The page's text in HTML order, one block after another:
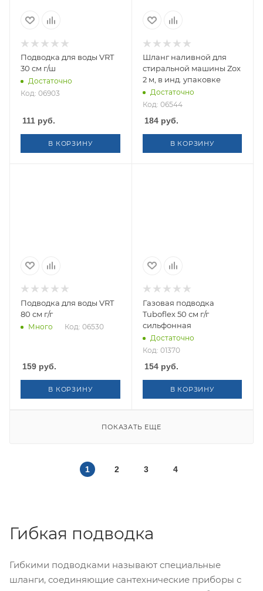
Подводка для воды VRT
30 см г/ш
Достаточно
Код: 06903
111 руб.
В КОРЗИНУ
Шланг наливной для
стиральной машины Zox
2 м, в инд. упаковке
Достаточно
Код: 06544
184руб.
В КОРЗИНУ
Подводка для воды VRT
80 см г/г
Много Код: 06530
159 руб.
В КОРЗИНУ
Газовая подводка
Tuboflex 50 см г/г
сильфонная
Достаточно
Код: 01370
154руб.
В КОРЗИНУ
ПОКАЗАТЬ ЕЩЕ
1 2 3 4
Гибкая подводка
Гибкими подводками называют специальные
шланги, соединяющие сантехнические приборы с